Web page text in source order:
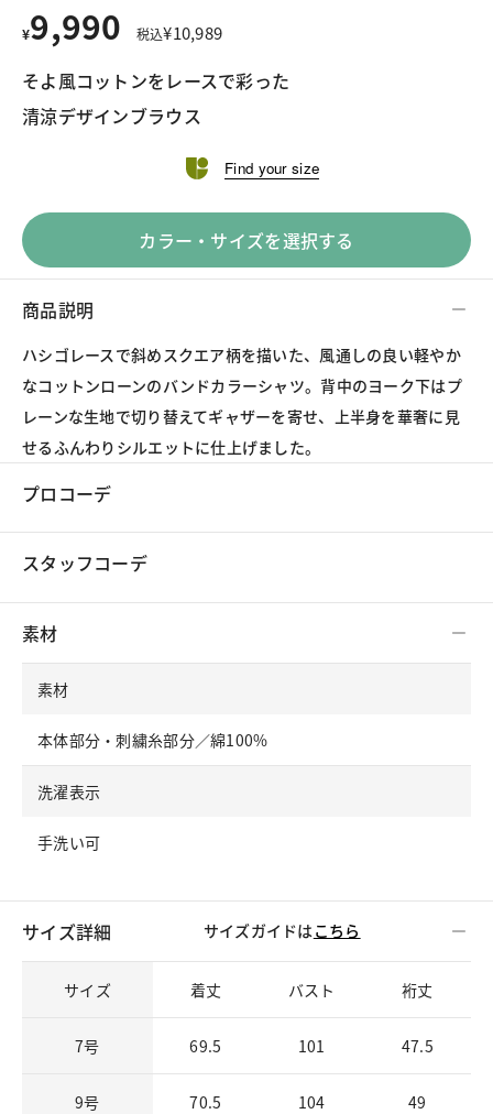
¥9,990 税込¥10,989
そよ風コットンをレースで彩った
清涼デザインブラウス
Find your size
カラー・サイズを選択する
商品説明
ハシゴレースで斜めスクエア柄を描いた、風通しの良い軽やか
なコットンローンのバンドカラーシャツ。背中のヨーク下はプ
レーンな生地で切り替えてギャザーを寄せ、上半身を華奢に見
せるふんわりシルエットに仕上げました。
プロコーデ
スタッフコーデ
素材
素材
本体部分・刺繍糸部分／綿100%
洗濯表示
手洗い可
サイズ詳細 サイズガイドはこちら
サイズ 着丈 バスト 裄丈
7号 69.5 101 47.5
9号 70.5 104 49
¥9,990 税込¥10,989